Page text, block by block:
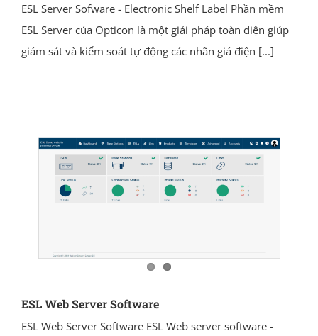
ESL Server Sofware - Electronic Shelf Label Phần mềm
ESL Server của Opticon là một giải pháp toàn diện giúp
giám sát và kiểm soát tự động các nhãn giá điện [...]
ESL Web Server Software
ESL Web Server Software ESL Web server software -